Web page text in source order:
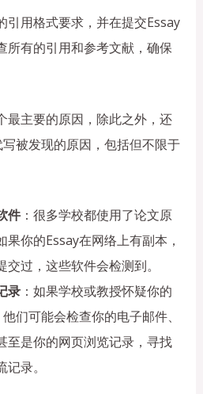
引用格式要求，并在提交Essay
所有的引用和参考文献，确保
最主要的原因，除此之外，还
被发现的原因，包括但不限于
件：很多学校都使用了论文原
果你的Essay在网络上有副本，
过，这些软件会检测到。
录：如果学校或教授怀疑你的
们可能会检查你的电子邮件、
至是你的网页浏览记录，寻找
录。